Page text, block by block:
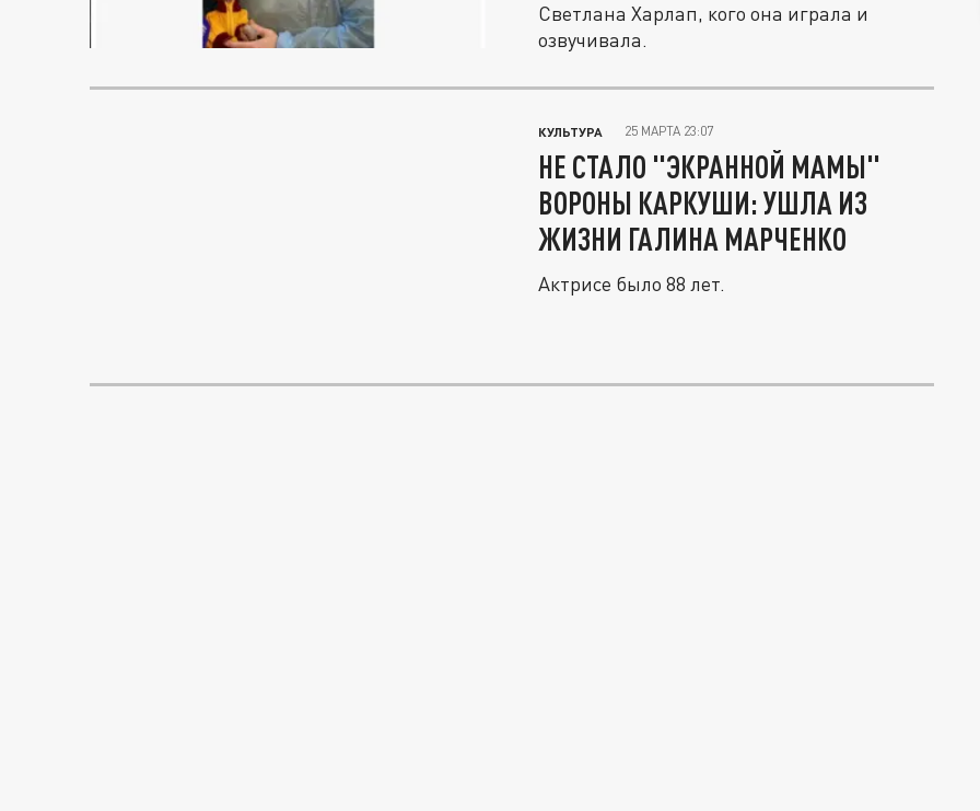
Светлана Харлап, кого она играла и
озвучивала.
КУЛЬТУРА 25 МАРТА 23:07
НЕ СТАЛО "ЭКРАННОЙ МАМЫ"
ВОРОНЫ КАРКУШИ: УШЛА ИЗ
ЖИЗНИ ГАЛИНА МАРЧЕНКО
Актрисе было 88 лет.